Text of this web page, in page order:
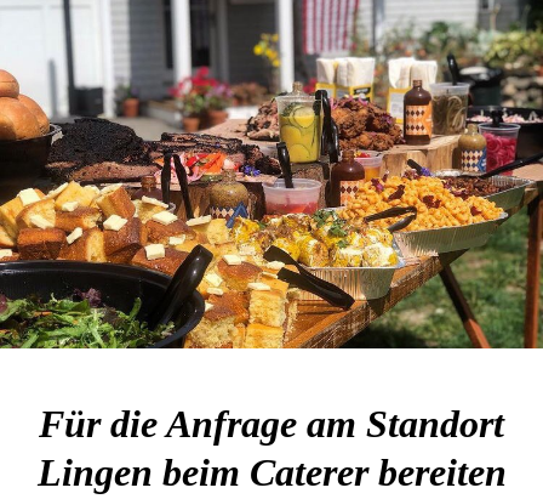
Für die Anfrage am Standort
Lingen beim Caterer bereiten